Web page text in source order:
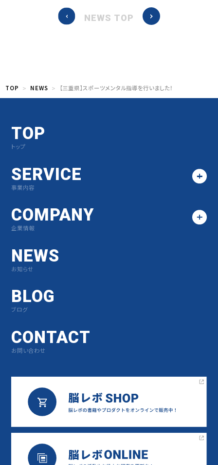
NEWS TOP
TOP NEWS 【三重県】スポーツメンタル指導を行いました！
TOP
トップ
SERVICE
事業内容
COMPANY
企業情報
NEWS
お知らせ
BLOG
ブログ
CONTACT
お問い合わせ